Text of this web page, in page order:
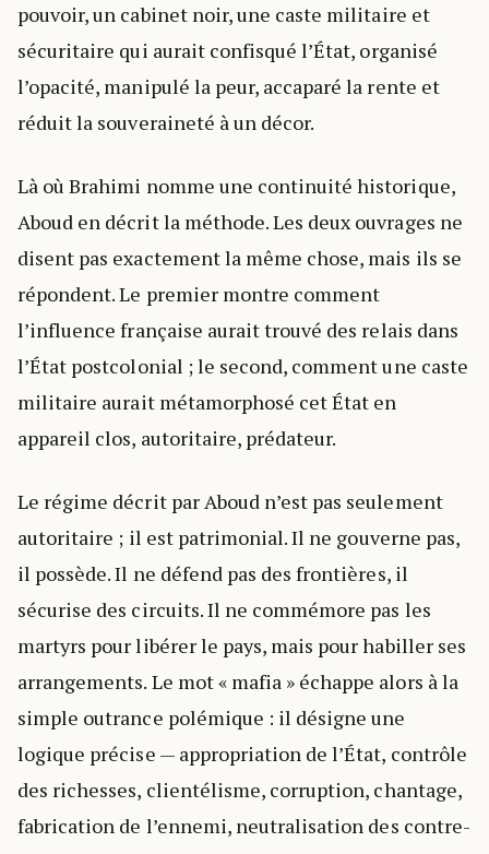
pouvoir, un cabinet noir, une caste militaire et
sécuritaire qui aurait confisqué l’État, organisé
l’opacité, manipulé la peur, accaparé la rente et
réduit la souveraineté à un décor.
Là où Brahimi nomme une continuité historique,
Aboud en décrit la méthode. Les deux ouvrages ne
disent pas exactement la même chose, mais ils se
répondent. Le premier montre comment
l’influence française aurait trouvé des relais dans
l’État postcolonial ; le second, comment une caste
militaire aurait métamorphosé cet État en
appareil clos, autoritaire, prédateur.
Le régime décrit par Aboud n’est pas seulement
autoritaire ; il est patrimonial. Il ne gouverne pas,
il possède. Il ne défend pas des frontières, il
sécurise des circuits. Il ne commémore pas les
martyrs pour libérer le pays, mais pour habiller ses
arrangements. Le mot « mafia » échappe alors à la
simple outrance polémique : il désigne une
logique précise — appropriation de l’État, contrôle
des richesses, clientélisme, corruption, chantage,
fabrication de l’ennemi, neutralisation des contre-